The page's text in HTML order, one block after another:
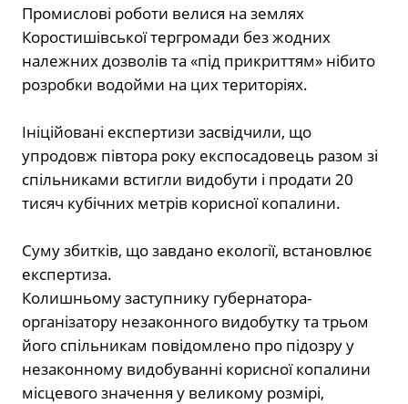
Промислові роботи велися на землях
Коростишівської тергромади без жодних
належних дозволів та «під прикриттям» нібито
розробки водойми на цих територіях.
Ініційовані експертизи засвідчили, що
упродовж півтора року експосадовець разом зі
спільниками встигли видобути і продати 20
тисяч кубічних метрів корисної копалини.
Суму збитків, що завдано екології, встановлює
експертиза.
Колишньому заступнику губернатора-
організатору незаконного видобутку та трьом
його спільникам повідомлено про підозру у
незаконному видобуванні корисної копалини
місцевого значення у великому розмірі,